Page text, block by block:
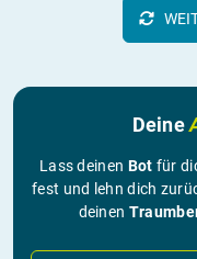
Deine
Lass deinen Bot für
fest und lehn dich
deinen